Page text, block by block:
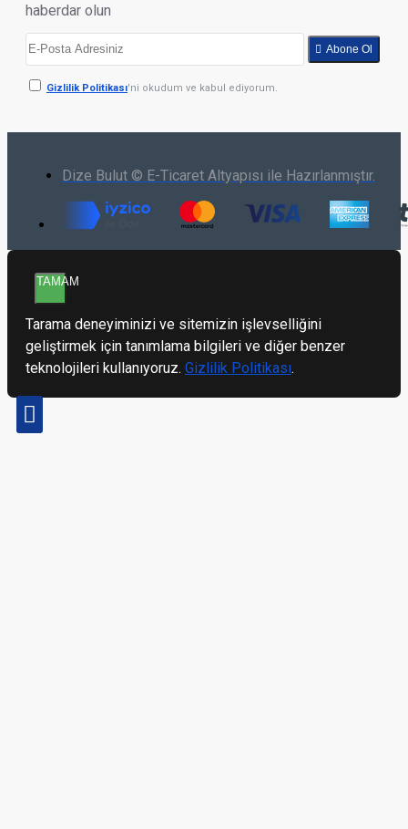
haberdar olun
Abone Ol
Gizlilik Politikası'ni okudum ve kabul ediyorum.
Dize Bulut © E-Ticaret Altyapısı ile Hazırlanmıştır.
TAMAM
Tarama deneyiminizi ve sitemizin işlevselliğini
geliştirmek için tanımlama bilgileri ve diğer benzer
teknolojileri kullanıyoruz. Gizlilik Politikası.